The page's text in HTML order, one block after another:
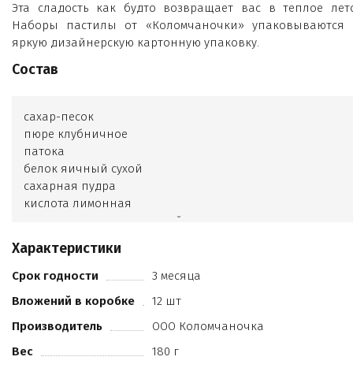
Эта сладость как будто возвращает вас в теплое
Наборы пастилы от «Коломчаночки» упаковываются
яркую дизайнерскую картонную упаковку.
Состав
сахар-песок
пюре клубничное
патока
белок яичный сухой
сахарная пудра
кислота лимонная
ароматизатор идентичный натуральному.
Характеристики
Срок годности
3 месяца
Вложений в коробке
12 шт
Производитель
ООО Коломчаночка
Вес
180 г